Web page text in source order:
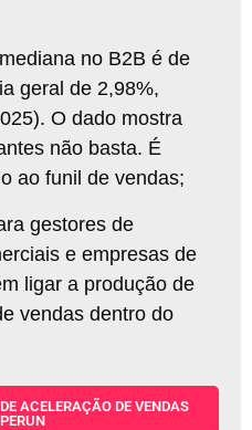
no B2B é de
geral de 2,98%,
O dado mostra
não basta. É
ao funil de vendas;
gestores de
e empresas de
ligar a produção de
vendas dentro do
ACELERAÇÃO DE VENDAS